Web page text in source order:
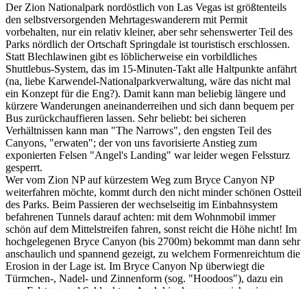
Der Zion Nationalpark nordöstlich von Las Vegas ist größtenteils
den selbstversorgenden Mehrtageswanderern mit Permit
vorbehalten, nur ein relativ kleiner, aber sehr sehenswerter Teil des
Parks nördlich der Ortschaft Springdale ist touristisch erschlossen.
Statt Blechlawinen gibt es löblicherweise ein vorbildliches
Shuttlebus-System, das im 15-Minuten-Takt alle Haltpunkte anfährt
(na, liebe Karwendel-Nationalparkverwaltung, wäre das nicht mal
ein Konzept für die Eng?). Damit kann man beliebig längere und
kürzere Wanderungen aneinanderreihen und sich dann bequem per
Bus zurückchauffieren lassen. Sehr beliebt: bei sicheren
Verhältnissen kann man "The Narrows", den engsten Teil des
Canyons, "erwaten"; der von uns favorisierte Anstieg zum
exponierten Felsen "Angel's Landing" war leider wegen Felssturz
gesperrt.
Wer vom Zion NP auf kürzestem Weg zum Bryce Canyon NP
weiterfahren möchte, kommt durch den nicht minder schönen Ostteil
des Parks. Beim Passieren der wechselseitig im Einbahnsystem
befahrenen Tunnels darauf achten: mit dem Wohnmobil immer
schön auf dem Mittelstreifen fahren, sonst reicht die Höhe nicht! Im
hochgelegenen Bryce Canyon (bis 2700m) bekommt man dann sehr
anschaulich und spannend gezeigt, zu welchem Formenreichtum die
Erosion in der Lage ist. Im Bryce Canyon Np überwiegt die
Türmchen-, Nadel- und Zinnenform (sog. "Hoodoos"), dazu ein